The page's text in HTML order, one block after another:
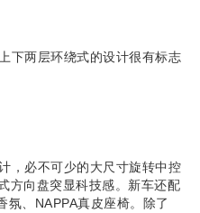
下两层环绕式的设计很有标志
，必不可少的大尺寸旋转中控
方向盘突显科技感。新车还配
氛、NAPPA真皮座椅。除了